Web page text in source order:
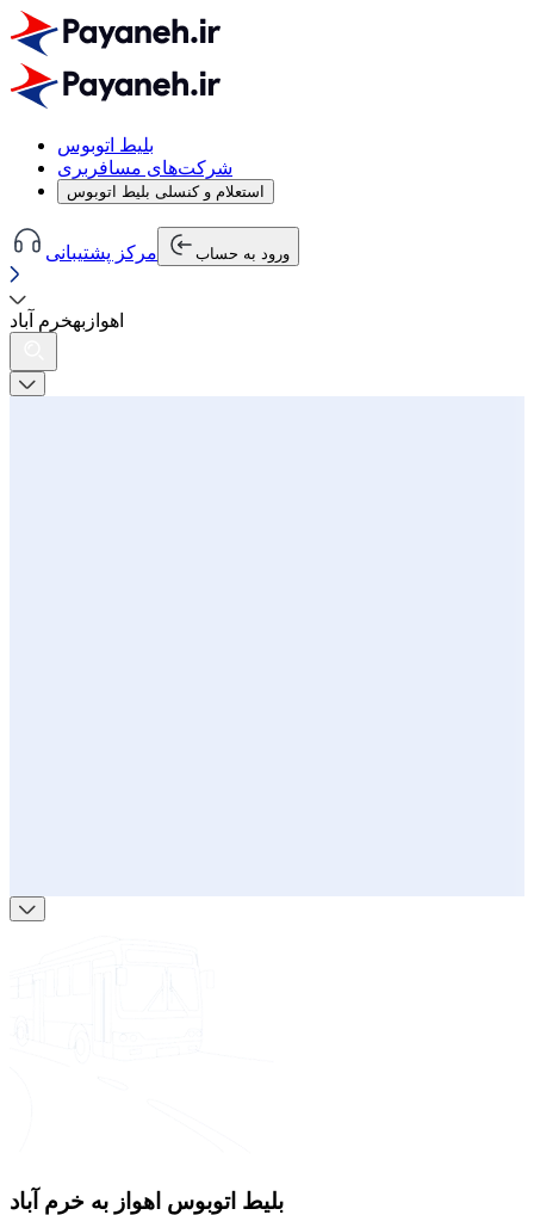
بلیط اتوبوس
شرکت‌های مسافربری
استعلام و کنسلی بلیط اتوبوس
مرکز پشتیبانی ورود به حساب
اهواز بهخرم آباد
بلیط اتوبوس اهواز به خرم آباد